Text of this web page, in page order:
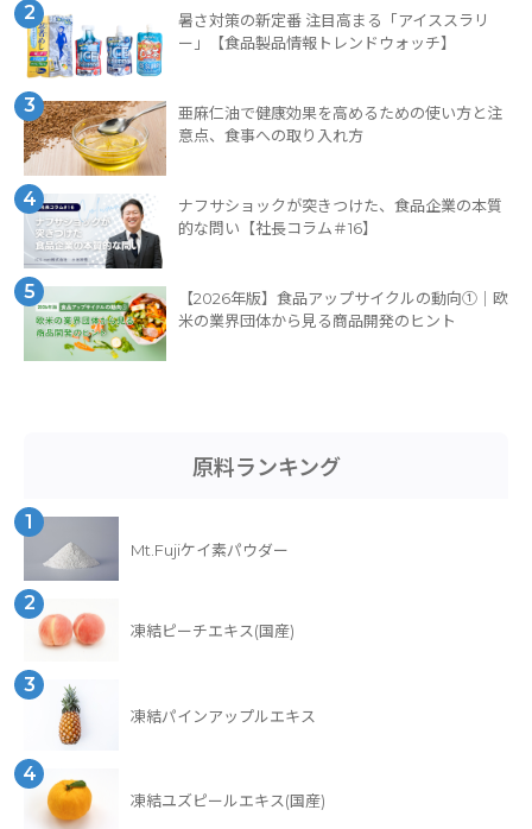
2
暑さ対策の新定番 注目高まる「アイススラリ
ー」【食品製品情報トレンドウォッチ】
3
亜麻仁油で健康効果を高めるための使い方と注
意点、食事への取り入れ方
4
ナフサショックが突きつけた、食品企業の本質
的な問い【社長コラム＃16】
5
【2026年版】食品アップサイクルの動向①｜欧
米の業界団体から見る商品開発のヒント
原料ランキング
1
Mt.Fujiケイ素パウダー
2
凍結ピーチエキス(国産)
3
凍結パインアップルエキス
4
凍結ユズピールエキス(国産)